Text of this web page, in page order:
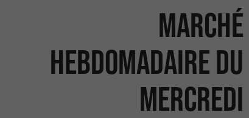
Marché
hebdomadaire du
mercredi